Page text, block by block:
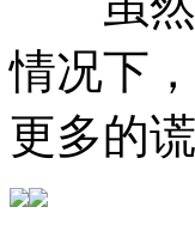
情况下
更多的